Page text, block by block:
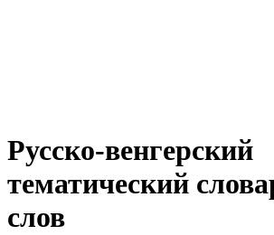
Русско-венгерский
тематический
слов